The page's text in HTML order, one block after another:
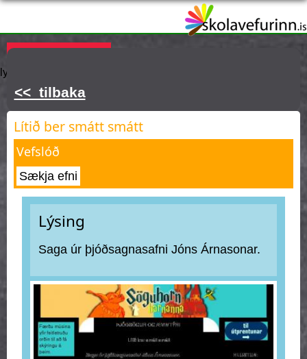
main
lykilorð
Þú ert hér
<< tilbaka
Lítið ber smátt smátt
Vefslóð
Sækja efni
Lýsing
Saga úr þjóðsagnasafni Jóns Árnasonar.